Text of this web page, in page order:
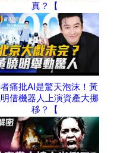
真？【
痛批AI是驚天泡沫！黃
借機器人上演資產大挪
移？【